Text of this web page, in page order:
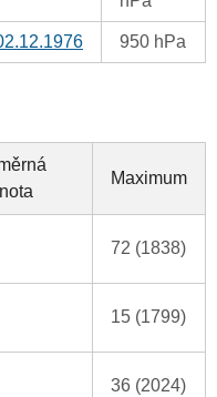
950 hPa
Maximum
72 (1838)
15 (1799)
36 (2024)